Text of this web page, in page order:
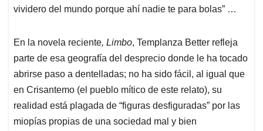
vividero del mundo porque ahí nadie te para bolas” …
En la novela reciente, Limbo, Templanza Better refleja
parte de esa geografía del desprecio donde le ha tocado
abrirse paso a dentelladas; no ha sido fácil, al igual que
en Crisantemo (el pueblo mítico de este relato), su
realidad está plagada de “figuras desfiguradas” por las
miopías propias de una sociedad mal y bien